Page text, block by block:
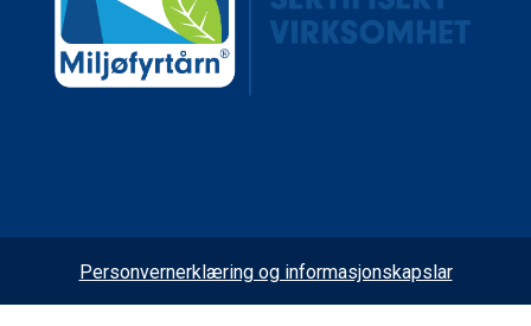
Personvernerklæring og informasjonskapslar